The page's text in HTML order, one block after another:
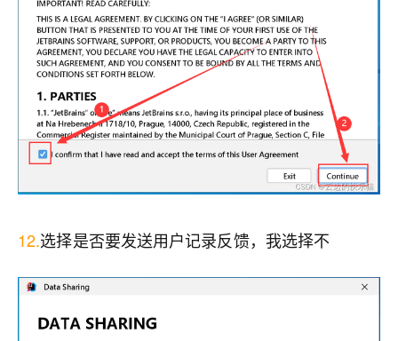
12.选择是否要发送用户记录反馈，我选择不